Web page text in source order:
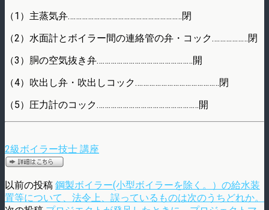
（1）主蒸気弁…………………………………………………閉
（2）水面計とボイラー間の連絡管の弁・コック………………閉
（3）胴の空気抜き弁…………………………………………開
（4）吹出し弁・吹出しコック……………………………………閉
（5）圧力計のコック……………………………………………開
2級ボイラー技士 講座
以前の投稿 鋼製ボイラー(小型ボイラーを除く。）の給水装
置等について、法令上、誤っているものは次のうちどれか。